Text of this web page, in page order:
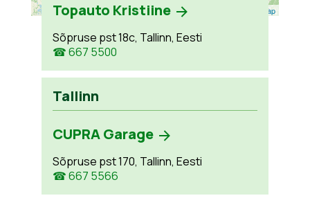
Leaflet OpenStreetMap
Topauto Kristiine
Sõpruse pst 18c, Tallinn, Eesti
☎ 667 5500
Tallinn
CUPRA Garage
Sõpruse pst 170, Tallinn, Eesti
☎ 667 5566